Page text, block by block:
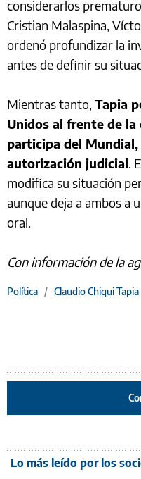
considerarlos
Cristian Malaspina,
ordenó profundizar la
antes de definir su
Mientras tanto, Tapia
Unidos al frente de
participa del
autorización judicial.
modifica su situación
aunque deja a ambos a
oral.
Con información de la
Política / Claudio Chiqui Tapia
Lo más leído por los